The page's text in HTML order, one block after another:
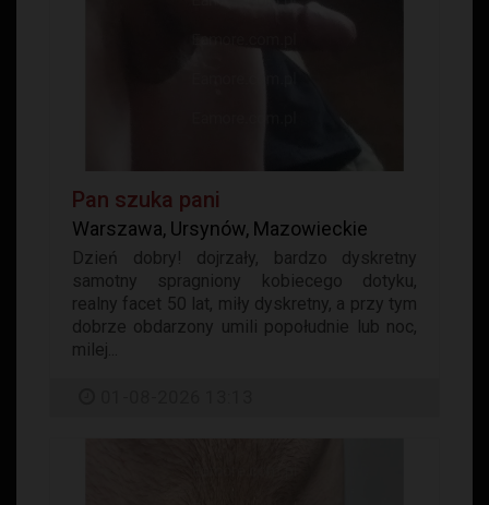
Pan szuka pani
Warszawa, Ursynów, Mazowieckie
Dzień dobry! dojrzały, bardzo dyskretny
samotny spragniony kobiecego dotyku,
realny facet 50 lat, miły dyskretny, a przy tym
dobrze obdarzony umili popołudnie lub noc,
milej...